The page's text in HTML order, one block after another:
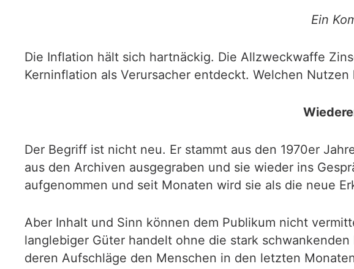
Ein
Die Inflation hält sich hartnäckig. Die Allzweckwaffe
Kerninflation als Verursacher entdeckt. Welchen
Der Begriff ist nicht neu. Er stammt aus den 1970er
aus den Archiven ausgegraben und sie wieder ins
aufgenommen und seit Monaten wird sie als die neue
Aber Inhalt und Sinn können dem Publikum nicht
langlebiger Güter handelt ohne die stark
deren Aufschläge den Menschen in den letzten